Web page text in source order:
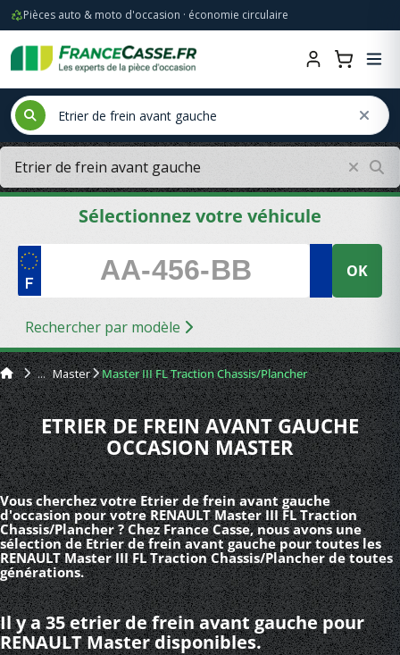
Pièces auto & moto d'occasion · économie circulaire
Sélectionnez votre véhicule
OK
Rechercher par modèle
Master Master III FL Traction Chassis/Plancher
ETRIER DE FREIN AVANT GAUCHE
OCCASION MASTER
Vous cherchez votre Etrier de frein avant gauche
d'occasion pour votre RENAULT Master III FL Traction
Chassis/Plancher ? Chez France Casse, nous avons une
sélection de Etrier de frein avant gauche pour toutes les
RENAULT Master III FL Traction Chassis/Plancher de toutes
générations.
Il y a 35 etrier de frein avant gauche pour
RENAULT Master disponibles.